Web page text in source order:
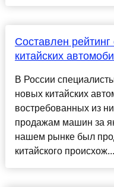
Составлен
китайских
В России
новых китайских
востребованных из
продажам машин за
нашем рынке был
китайского происхож...